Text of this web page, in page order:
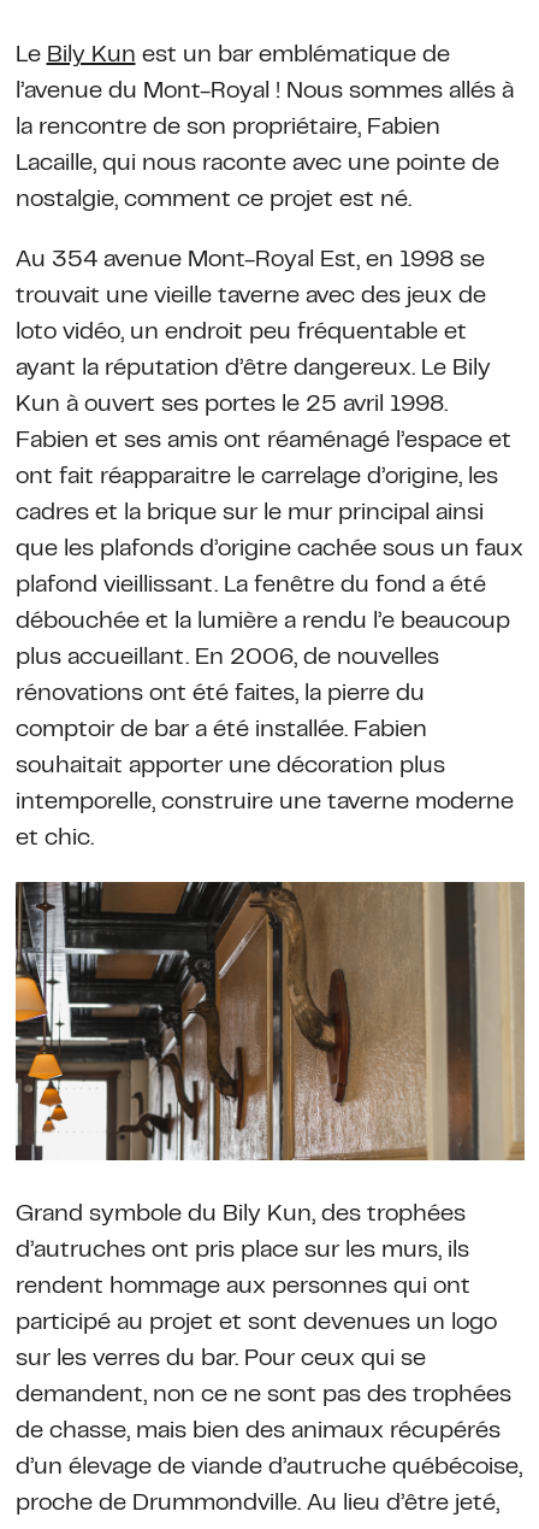
Le Bily Kun est un bar emblématique de
l’avenue du Mont-Royal ! Nous sommes allés à
la rencontre de son propriétaire, Fabien
Lacaille, qui nous raconte avec une pointe de
nostalgie, comment ce projet est né.
Au 354 avenue Mont-Royal Est, en 1998 se
trouvait une vieille taverne avec des jeux de
loto vidéo, un endroit peu fréquentable et
ayant la réputation d’être dangereux. Le Bily
Kun à ouvert ses portes le 25 avril 1998.
Fabien et ses amis ont réaménagé l’espace et
ont fait réapparaitre le carrelage d’origine, les
cadres et la brique sur le mur principal ainsi
que les plafonds d’origine cachée sous un faux
plafond vieillissant. La fenêtre du fond a été
débouchée et la lumière a rendu l’e beaucoup
plus accueillant. En 2006, de nouvelles
rénovations ont été faites, la pierre du
comptoir de bar a été installée. Fabien
souhaitait apporter une décoration plus
intemporelle, construire une taverne moderne
et chic.
Grand symbole du Bily Kun, des trophées
d’autruches ont pris place sur les murs, ils
rendent hommage aux personnes qui ont
participé au projet et sont devenues un logo
sur les verres du bar. Pour ceux qui se
demandent, non ce ne sont pas des trophées
de chasse, mais bien des animaux récupérés
d’un élevage de viande d’autruche québécoise,
proche de Drummondville. Au lieu d’être jeté,